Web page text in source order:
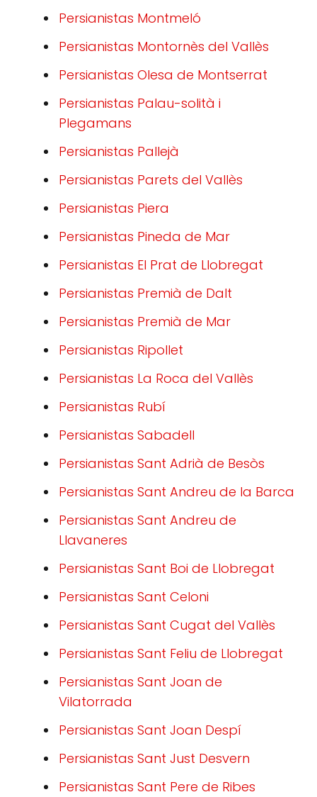
Persianistas Montmeló
Persianistas Montornès del Vallès
Persianistas Olesa de Montserrat
Persianistas Palau-solità i
Plegamans
Persianistas Pallejà
Persianistas Parets del Vallès
Persianistas Piera
Persianistas Pineda de Mar
Persianistas El Prat de Llobregat
Persianistas Premià de Dalt
Persianistas Premià de Mar
Persianistas Ripollet
Persianistas La Roca del Vallès
Persianistas Rubí
Persianistas Sabadell
Persianistas Sant Adrià de Besòs
Persianistas Sant Andreu de la Barca
Persianistas Sant Andreu de
Llavaneres
Persianistas Sant Boi de Llobregat
Persianistas Sant Celoni
Persianistas Sant Cugat del Vallès
Persianistas Sant Feliu de Llobregat
Persianistas Sant Joan de
Vilatorrada
Persianistas Sant Joan Despí
Persianistas Sant Just Desvern
Persianistas Sant Pere de Ribes